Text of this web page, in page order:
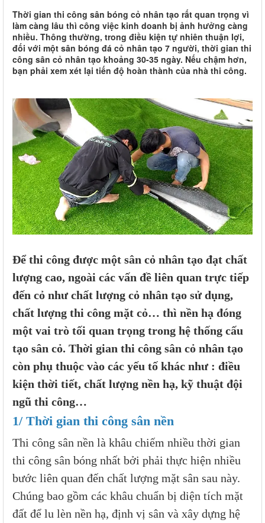
Thời gian thi công sân bóng cỏ nhân tạo rất quan trọng vì
làm càng lâu thì công việc kinh doanh bị ảnh hưởng càng
nhiều. Thông thường, trong điều kiện tự nhiên thuận lợi,
đối với một sân bóng đá cỏ nhân tạo 7 người, thời gian thi
công sân cỏ nhân tạo khoảng 30-35 ngày. Nếu chậm hơn,
bạn phải xem xét lại tiến độ hoàn thành của nhà thi công.
Để thi công được một sân cỏ nhân tạo đạt chất
lượng cao, ngoài các vấn đề liên quan trực tiếp
đến cỏ như chất lượng cỏ nhân tạo sử dụng,
chất lượng thi công mặt cỏ… thì nền hạ đóng
một vai trò tối quan trọng trong hệ thống cấu
tạo sân cỏ. Thời gian thi công sân cỏ nhân tạo
còn phụ thuộc vào các yếu tố khác như : điều
kiện thời tiết, chất lượng nền hạ, kỹ thuật đội
ngũ thi công…
1/ Thời gian thi công sân nền
Thi công sân nền là khâu chiếm nhiều thời gian
thi công sân bóng nhất bởi phải thực hiện nhiều
bước liên quan đến chất lượng mặt sân sau này.
Chúng bao gồm các khâu chuẩn bị diện tích mặt
đất để lu lèn nền hạ, định vị sân và xây dựng hệ